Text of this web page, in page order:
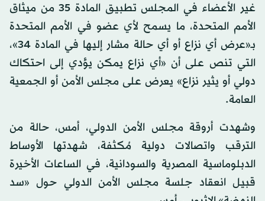
غير الأعضاء في المجلس تطبيق المادة 35 من ميثاق
الأمم المتحدة، ما يسمح لأي عضو في الأمم المتحدة
بـ«عرض أي نزاع أو أي حالة مشار إليها في المادة 34»،
التي تنص على أن «أي نزاع يمكن يؤدي إلى احتكاك
دولي أو يثير نزاع» يعرض على مجلس الأمن أو الجمعية
العامة.
وشهدت أروقة مجلس الأمن الدولي، أمس، حالة من
الترقب واتصالات دولية مُكثفة، شهدتها الأوساط
الدبلوماسية المصرية والسودانية، في الساعات الأخيرة
قبيل انعقاد جلسة مجلس الأمن الدولي حول «سد